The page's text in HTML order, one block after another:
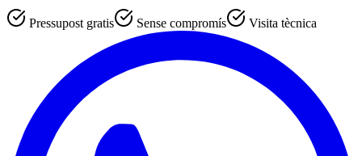
Pressupost gratis Sense compromís Visita tècnica